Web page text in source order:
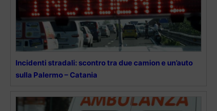
Incidenti stradali: scontro tra due camion e un’auto
sulla Palermo – Catania